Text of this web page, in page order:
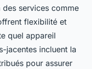
services comme
flexibilité et
quel appareil
jacentes incluent la
pour assurer